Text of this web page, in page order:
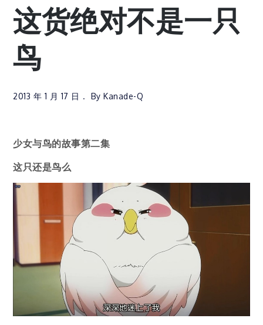
这货绝对不是一只
鸟
2013 年 1 月 17 日 ByKanade-Q
少女与鸟的故事第二集
这只还是鸟么